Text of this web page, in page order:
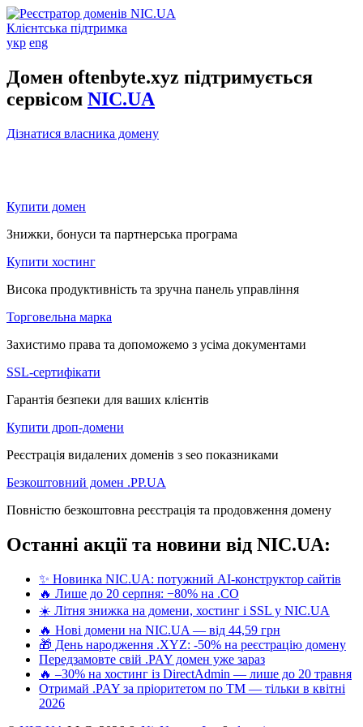
Клієнтська підтримка
укр eng
Домен oftenbyte.xyz підтримується
сервісом NIC.UA
Дізнатися власника домену
Купити домен
Знижки, бонуси та партнерська програма
Купити хостинг
Висока продуктивність та зручна панель управління
Торговельна марка
Захистимо права та допоможемо з усіма документами
SSL-сертифікати
Гарантія безпеки для ваших клієнтів
Купити дроп-домени
Реєстрація видалених доменів з seo показниками
Безкоштовний домен .PP.UA
Повністю безкоштовна реєстрація та продовження домену
Останні акції та новини від NIC.UA:
✨ Новинка NIC.UA: потужний AI-конструктор сайтів
🔥 Лише до 20 серпня: −80% на .CO
☀️ Літня знижка на домени, хостинг і SSL у NIC.UA
🔥 Нові домени на NIC.UA — від 44,59 грн
🎁 День народження .XYZ: -50% на реєстрацію домену
Передзамовте свій .PAY домен уже зараз
🔥 –30% на хостинг із DirectAdmin — лише до 20 травня
Отримай .PAY за пріоритетом по ТМ — тільки в квітні
2026